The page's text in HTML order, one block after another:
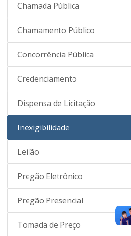
Chamada Pública
Chamamento Público
Concorrência Pública
Credenciamento
Dispensa de Licitação
Inexigibilidade
Leilão
Pregão Eletrônico
Pregão Presencial
Tomada de Preço